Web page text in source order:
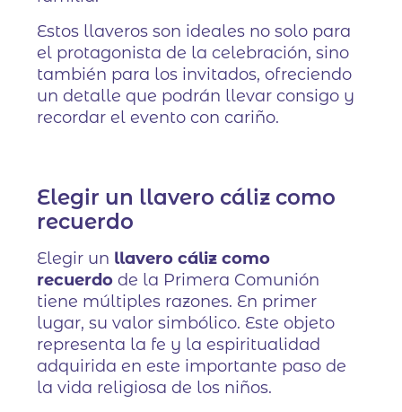
Estos llaveros son ideales no solo para
el protagonista de la celebración, sino
también para los invitados, ofreciendo
un detalle que podrán llevar consigo y
recordar el evento con cariño.
Elegir un llavero cáliz como
recuerdo
Elegir un llavero cáliz como
recuerdo de la Primera Comunión
tiene múltiples razones. En primer
lugar, su valor simbólico. Este objeto
representa la fe y la espiritualidad
adquirida en este importante paso de
la vida religiosa de los niños.